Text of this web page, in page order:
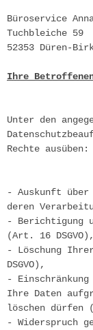
Büroservice
Tuchbleiche 59
52353 Düren-
Ihre
Unter den
Rechte ausüben:
- Auskunft über
deren
- Berichtigung
(Art. 16 DSGVO),
- Löschung
DSGVO),
-
Ihre Daten
löschen dürfen
- Widerspruch